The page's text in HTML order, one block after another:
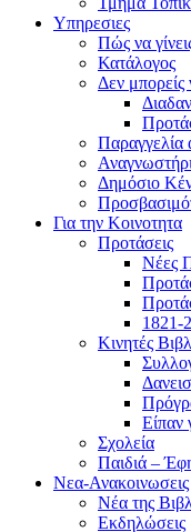
Υπηρεσιες
Πώς να
Κατάλογος
Δεν μπορείς
Δημόσιο
Για την Κοινοτητα
Προτάσεις
Νέες
1821-
Κινητές
Είπαν
Σχολεία
Παιδιά –
Νεα-Ανακοινωσεις
Νέα της
Εκδηλώσεις